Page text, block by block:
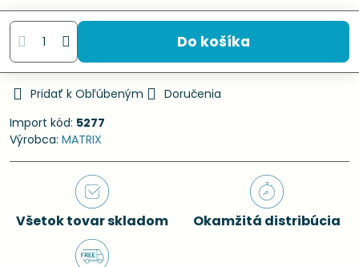
Do košíka
Pridať k Obľúbeným
Doručenia
Import kód: 5277
Výrobca: MATRIX
Všetok tovar skladom Okamžitá distribúcia